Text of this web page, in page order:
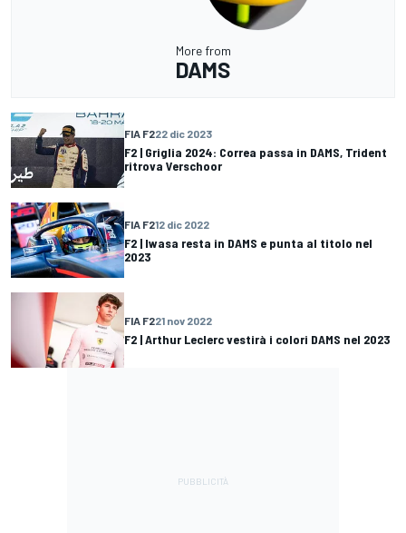
More from
DAMS
FIA F222 dic 2023
F2 | Griglia 2024: Correa passa in DAMS, Trident
ritrova Verschoor
FIA F212 dic 2022
F2 | Iwasa resta in DAMS e punta al titolo nel
2023
FIA F221 nov 2022
F2 | Arthur Leclerc vestirà i colori DAMS nel 2023